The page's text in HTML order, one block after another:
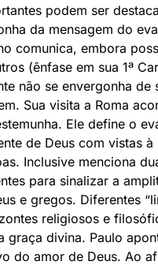
podem ser
da mensagem do
comunica, embora
(ênfase em sua 1ª
não se envergonha de
Sua visita a Roma
Ele define o
de Deus com vistas à
Inclusive menciona
para sinalizar a
e gregos. Diferentes
religiosos e
graça divina. Paulo
do amor de Deus. Ao